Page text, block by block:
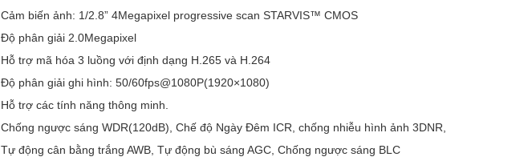
Cảm biến ảnh: 1/2.8” 4Megapixel progressive scan STARVIS™ CMOS
Độ phân giải 2.0Megapixel
Hỗ trợ mã hóa 3 luồng với định dạng H.265 và H.264
Độ phân giải ghi hình: 50/60fps@1080P(1920×1080)
Hỗ trợ các tính năng thông minh.
Chống ngược sáng WDR(120dB), Chế độ Ngày Đêm ICR, chống nhiễu hình ảnh 3DNR,
Tự động cân bằng trắng AWB, Tự động bù sáng AGC, Chống ngược sáng BLC